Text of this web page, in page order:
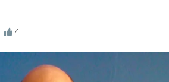
4